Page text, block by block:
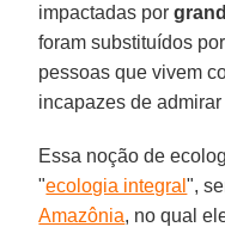
impactadas por
foram substituídos
pessoas que vivem
incapazes de
Essa noção de
"ecologia integral",
Amazônia, no qual